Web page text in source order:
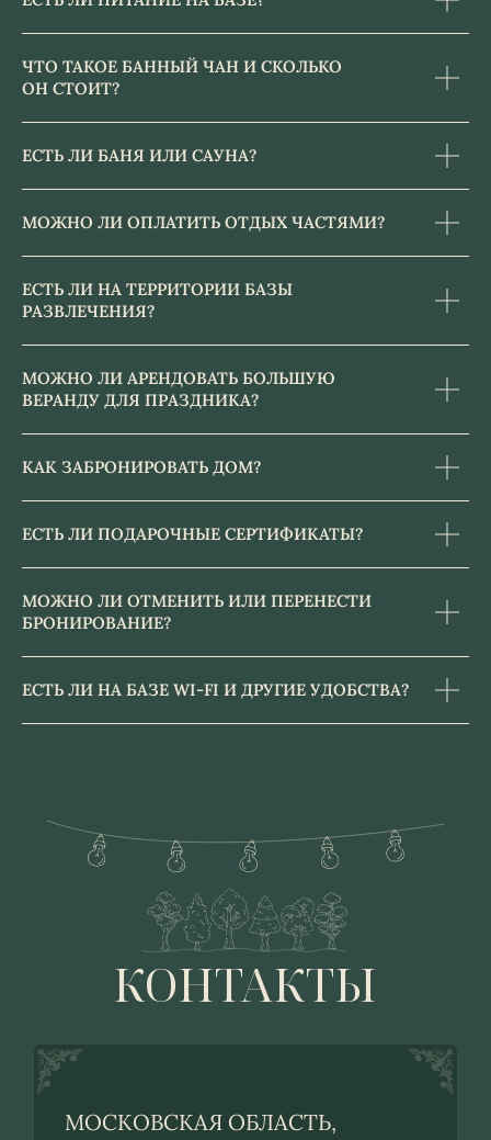
ЧТО ТАКОЕ БАННЫЙ ЧАН И СКОЛЬКО
ОН СТОИТ?
ЕСТЬ ЛИ БАНЯ ИЛИ САУНА?
МОЖНО ЛИ ОПЛАТИТЬ ОТДЫХ ЧАСТЯМИ?
ЕСТЬ ЛИ НА ТЕРРИТОРИИ БАЗЫ
РАЗВЛЕЧЕНИЯ?
МОЖНО ЛИ АРЕНДОВАТЬ БОЛЬШУЮ
ВЕРАНДУ ДЛЯ ПРАЗДНИКА?
КАК ЗАБРОНИРОВАТЬ ДОМ?
ЕСТЬ ЛИ ПОДАРОЧНЫЕ СЕРТИФИКАТЫ?
МОЖНО ЛИ ОТМЕНИТЬ ИЛИ ПЕРЕНЕСТИ
БРОНИРОВАНИЕ?
ЕСТЬ ЛИ НА БАЗЕ WI-FI И ДРУГИЕ УДОБСТВА?